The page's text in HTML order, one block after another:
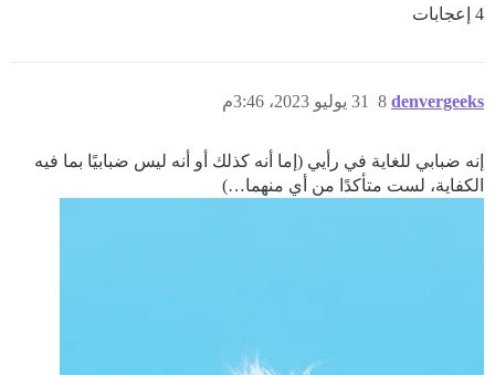
4 إعجابات
denvergeeks 31 يوليو 2023، 3:46م 8
إنه ضبابي للغاية في رأيي (إما أنه كذلك أو أنه ليس ضبابيًا بما فيه
الكفاية، لست متأكدًا من أي منهما…)